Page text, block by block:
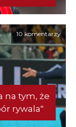
10 komentarzy
na tym, że
rywala"